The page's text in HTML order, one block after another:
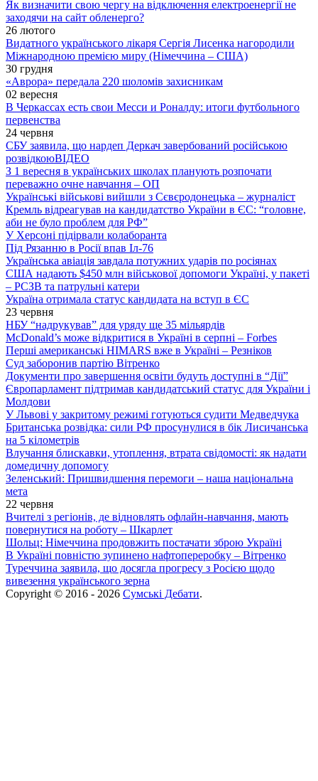
Як визначити свою чергу на відключення електроенергії не
заходячи на сайт обленерго?
26 лютого
Видатного українського лікаря Сергія Лисенка нагородили
Міжнародною премією миру (Німеччина – США)
30 грудня
«Аврора» передала 220 шоломів захисникам
02 вересня
В Черкассах есть свои Месси и Роналду: итоги футбольного
первенства
24 червня
СБУ заявила, що нардеп Деркач завербований російською
розвідкоюВІДЕО
З 1 вересня в українських школах планують розпочати
переважно очне навчання – ОП
Українські військові вийшли з Сєвєродонецька – журналіст
Кремль відреагував на кандидатство України в ЄС: “головне,
аби не було проблем для РФ”
У Херсоні підірвали колаборанта
Під Рязанню в Росії впав Іл-76
Українська авіація завдала потужних ударів по росіянах
США надають $450 млн військової допомоги Україні, у пакеті
– РСЗВ та патрульні катери
Україна отримала статус кандидата на вступ в ЄС
23 червня
НБУ “надрукував” для уряду ще 35 мільярдів
McDonald’s може відкритися в Україні в серпні – Forbes
Перші американські HIMARS вже в Україні – Резніков
Суд заборонив партію Вітренко
Документи про завершення освіти будуть доступні в “Дії”
Європарламент підтримав кандидатський статус для України і
Молдови
У Львові у закритому режимі готуються судити Медведчука
Британська розвідка: сили РФ просунулися в бік Лисичанська
на 5 кілометрів
Влучання блискавки, утоплення, втрата свідомості: як надати
домедичну допомогу
Зеленський: Пришвидшення перемоги – наша національна
мета
22 червня
Вчителі з регіонів, де відновлять офлайн-навчання, мають
повернутися на роботу – Шкарлет
Шольц: Німеччина продовжить постачати зброю Україні
В Україні повністю зупинено нафтопереробку – Вітренко
Туреччина заявила, що досягла прогресу з Росією щодо
вивезення українського зерна
Copyright © 2016 - 2026 Сумські Дебати.